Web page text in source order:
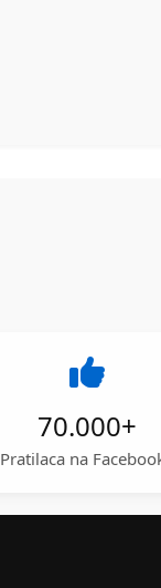
70.000+
Pratilaca na